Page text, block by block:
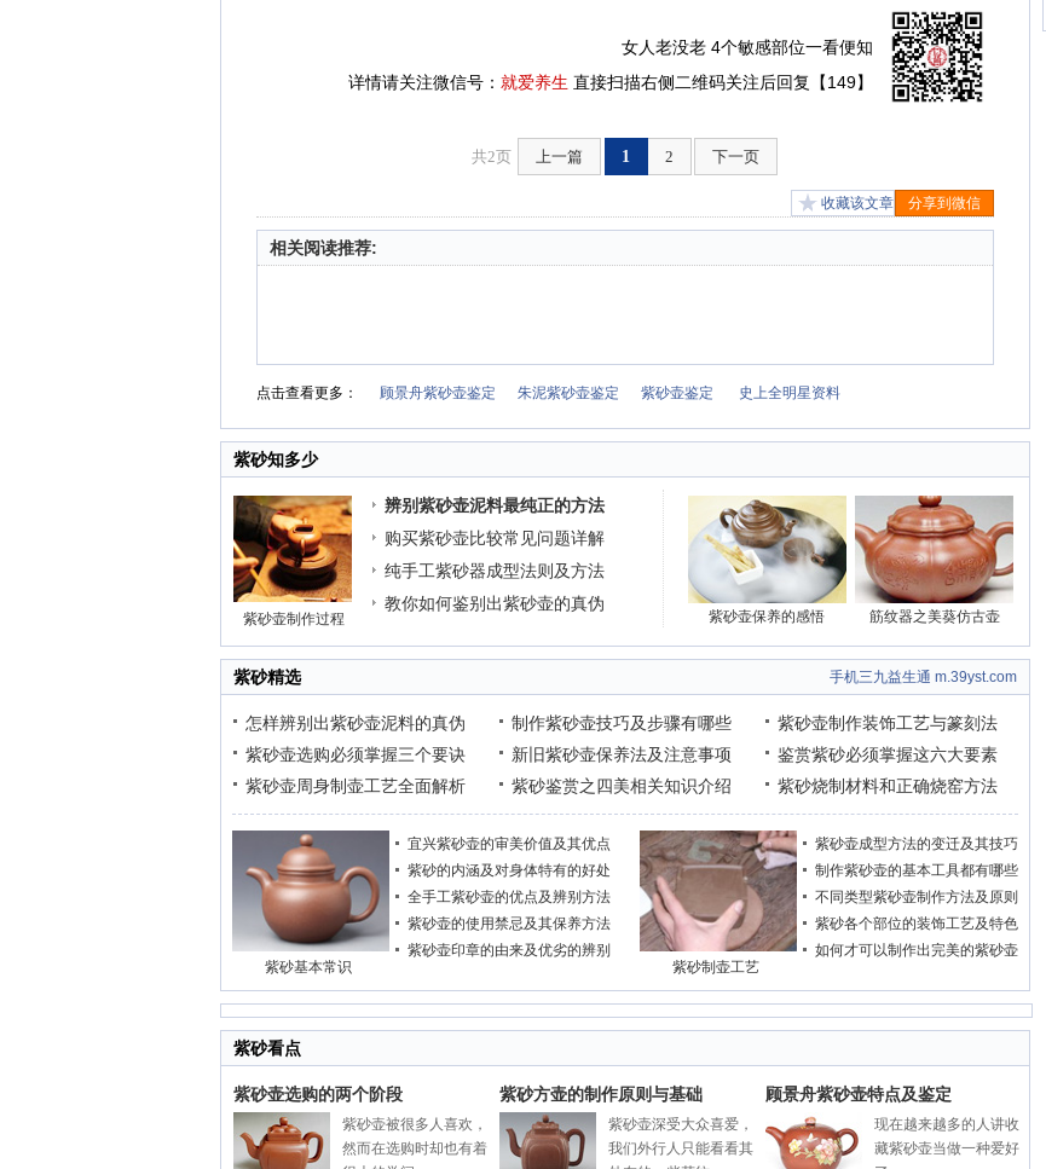
女人老没老 4个敏感部位一看便知
详情请关注微信号： 就爱养生 直接扫描右侧二维码关注后回复【149】
共2页 上一篇 1 2 下一页
收藏该文章 分享到微信
相关阅读推荐:
点击查看更多： 顾景舟紫砂壶鉴定 朱泥紫砂壶鉴定 紫砂壶鉴定 史上全明星资料
紫砂知多少
紫砂壶制作过程
辨别紫砂壶泥料最纯正的方法
购买紫砂壶比较常见问题详解
纯手工紫砂器成型法则及方法
教你如何鉴别出紫砂壶的真伪
紫砂壶保养的感悟 筋纹器之美葵仿古壶
紫砂精选 手机三九益生通 m.39yst.com
怎样辨别出紫砂壶泥料的真伪
紫砂壶选购必须掌握三个要诀
紫砂壶周身制壶工艺全面解析
制作紫砂壶技巧及步骤有哪些
新旧紫砂壶保养法及注意事项
紫砂鉴赏之四美相关知识介绍
紫砂壶制作装饰工艺与篆刻法
鉴赏紫砂必须掌握这六大要素
紫砂烧制材料和正确烧窑方法
紫砂基本常识
宜兴紫砂壶的审美价值及其优点
紫砂的内涵及对身体特有的好处
全手工紫砂壶的优点及辨别方法
紫砂壶的使用禁忌及其保养方法
紫砂壶印章的由来及优劣的辨别
紫砂制壶工艺
紫砂壶成型方法的变迁及其技巧
制作紫砂壶的基本工具都有哪些
不同类型紫砂壶制作方法及原则
紫砂各个部位的装饰工艺及特色
如何才可以制作出完美的紫砂壶
紫砂看点
紫砂壶选购的两个阶段
紫砂壶被很多人喜欢，
然而在选购时却也有着
紫砂方壶的制作原则与基础
紫砂壶深受大众喜爱，
我们外行人只能看看其
顾景舟紫砂壶特点及鉴定
现在越来越多的人讲收
藏紫砂壶当做一种爱好